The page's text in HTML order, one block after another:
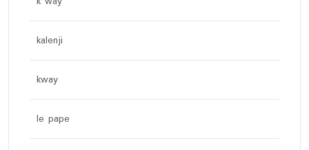
kalenji
kway
le pape